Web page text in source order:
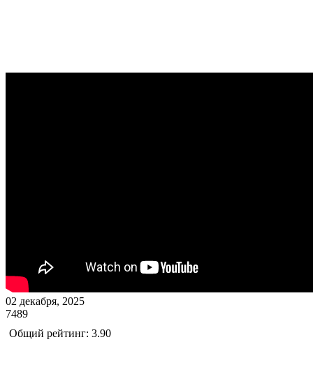
02 декабря, 2025
7489
Общий рейтинг: 3.90